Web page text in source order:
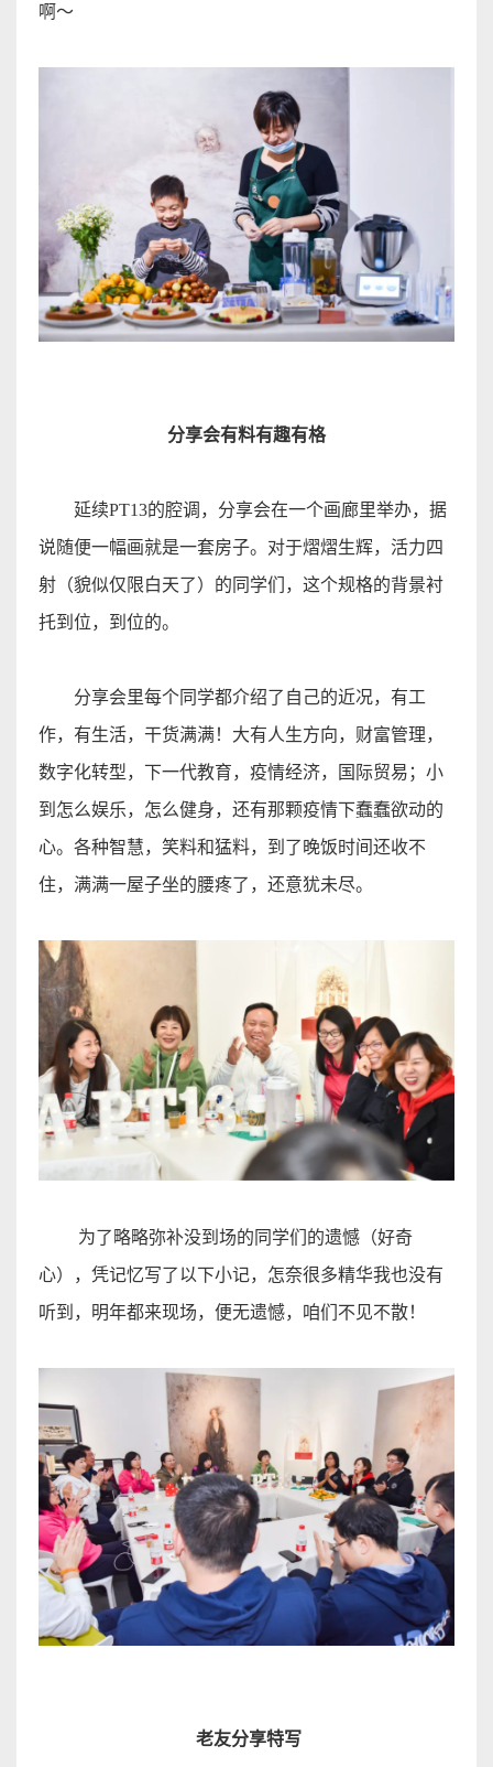
啊～
分享会有料有趣有格
延续PT13的腔调，分享会在一个画廊里举办，据
说随便一幅画就是一套房子。对于熠熠生辉，活力四
射（貌似仅限白天了）的同学们，这个规格的背景衬
托到位，到位的。
分享会里每个同学都介绍了自己的近况，有工
作，有生活，干货满满！大有人生方向，财富管理，
数字化转型，下一代教育，疫情经济，国际贸易；小
到怎么娱乐，怎么健身，还有那颗疫情下蠢蠢欲动的
心。各种智慧， 笑料和猛料，到了晚饭时间还收不
住，满满一屋子坐的腰疼了，还意犹未尽。
为了略略弥补没到场的同学们的遗憾（好奇
心），凭记忆写了以下小记，怎奈很多精华我也没有
听到，明年都来现场，便无遗憾，咱们不见不散！
老友分享特写